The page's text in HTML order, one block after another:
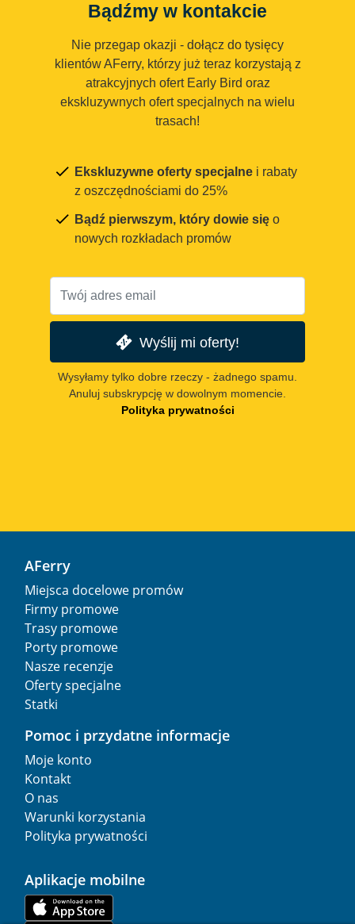
Bądźmy w kontakcie
Nie przegap okazji - dołącz do tysięcy
klientów AFerry, którzy już teraz korzystają z
atrakcyjnych ofert Early Bird oraz
ekskluzywnych ofert specjalnych na wielu
trasach!
Ekskluzywne oferty specjalne i rabaty
z oszczędnościami do 25%
Bądź pierwszym, który dowie się o
nowych rozkładach promów
Wyślij mi oferty!
Wysyłamy tylko dobre rzeczy - żadnego spamu.
Anuluj subskrypcję w dowolnym momencie.
Polityka prywatności
AFerry
Miejsca docelowe promów
Firmy promowe
Trasy promowe
Porty promowe
Nasze recenzje
Oferty specjalne
Statki
Pomoc i przydatne informacje
Moje konto
Kontakt
O nas
Warunki korzystania
Polityka prywatności
Aplikacje mobilne